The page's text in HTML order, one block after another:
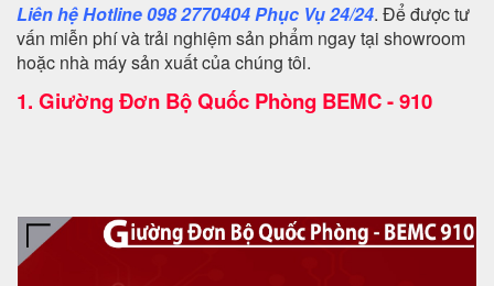
Liên hệ Hotline 098 2770404 Phục Vụ 24/24. Để được tư
vấn miễn phí và trải nghiệm sản phẩm ngay tại showroom
hoặc nhà máy sản xuất của chúng tôi.
1. Giường Đơn Bộ Quốc Phòng BEMC - 910